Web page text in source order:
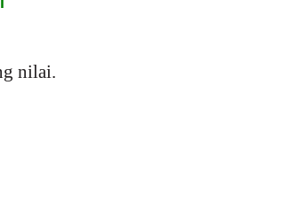
nilai.